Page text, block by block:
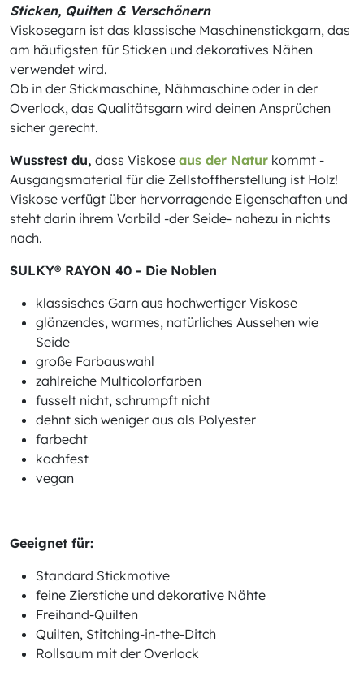
Sticken, Quilten & Verschönern
Viskosegarn ist das klassische Maschinenstickgarn, das
am häufigsten für Sticken und dekoratives Nähen
verwendet wird.
Ob in der Stickmaschine, Nähmaschine oder in der
Overlock, das Qualitätsgarn wird deinen Ansprüchen
sicher gerecht.
Wusstest du, dass Viskose aus der Natur kommt -
Ausgangsmaterial für die Zellstoffherstellung ist Holz!
Viskose verfügt über hervorragende Eigenschaften und
steht darin ihrem Vorbild -der Seide- nahezu in nichts
nach.
SULKY® RAYON 40 - Die Noblen
klassisches Garn aus hochwertiger Viskose
glänzendes, warmes, natürliches Aussehen wie
Seide
große Farbauswahl
zahlreiche Multicolorfarben
fusselt nicht, schrumpft nicht
dehnt sich weniger aus als Polyester
farbecht
kochfest
vegan
Geeignet für:
Standard Stickmotive
feine Zierstiche und dekorative Nähte
Freihand-Quilten
Quilten, Stitching-in-the-Ditch
Rollsaum mit der Overlock